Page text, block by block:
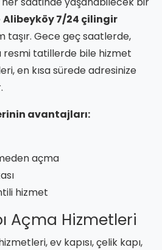
Alibeyköy 7/24 çilingir
taşır. Gece geç saatlerde,
resmi tatillerde bile hizmet
en kısa sürede adresinize
avantajları:
açma
hizmet
Açma Hizmetleri
ev kapısı, çelik kapı,